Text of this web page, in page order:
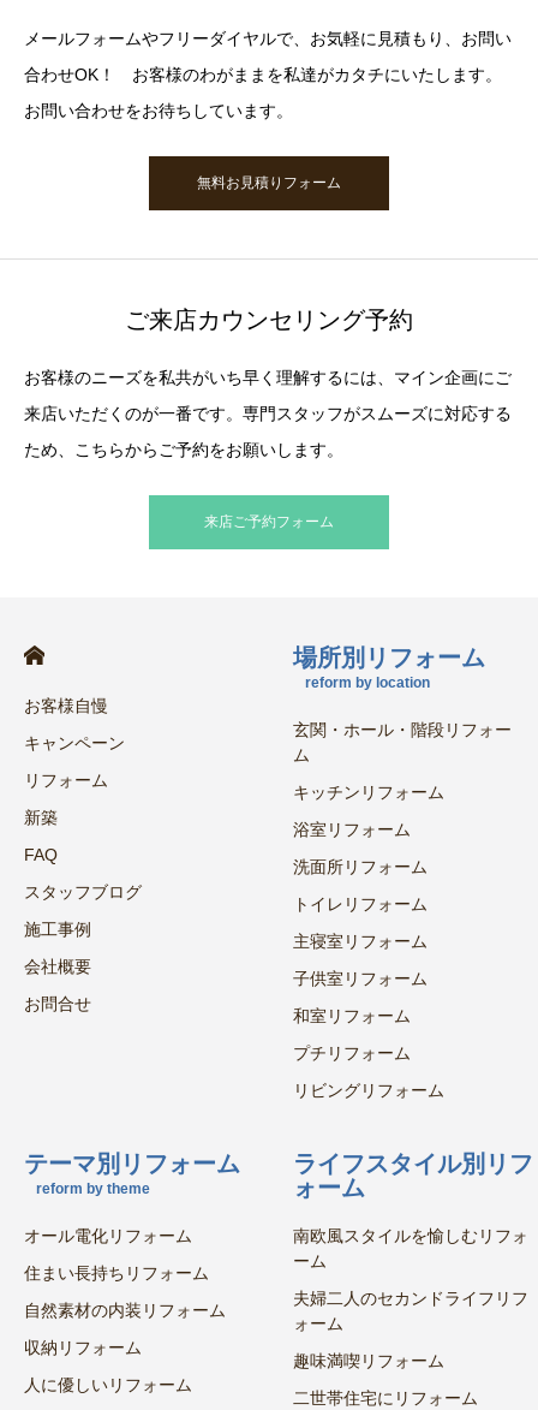
メールフォームやフリーダイヤルで、お気軽に見積もり、お問い
合わせOK！ お客様のわがままを私達がカタチにいたします。
お問い合わせをお待ちしています。
無料お見積りフォーム
ご来店カウンセリング予約
お客様のニーズを私共がいち早く理解するには、マイン企画にご
来店いただくのが一番です。専門スタッフがスムーズに対応する
ため、こちらからご予約をお願いします。
来店ご予約フォーム
お客様自慢
キャンペーン
リフォーム
新築
FAQ
スタッフブログ
施工事例
会社概要
お問合せ
場所別リフォーム
reform by location
玄関・ホール・階段リフォー
ム
キッチンリフォーム
浴室リフォーム
洗面所リフォーム
トイレリフォーム
主寝室リフォーム
子供室リフォーム
和室リフォーム
プチリフォーム
リビングリフォーム
テーマ別リフォーム
reform by theme
オール電化リフォーム
住まい長持ちリフォーム
自然素材の内装リフォーム
収納リフォーム
人に優しいリフォーム
ライフスタイル別リフ
ォーム
南欧風スタイルを愉しむリフォ
ーム
夫婦二人のセカンドライフリフ
ォーム
趣味満喫リフォーム
二世帯住宅にリフォーム